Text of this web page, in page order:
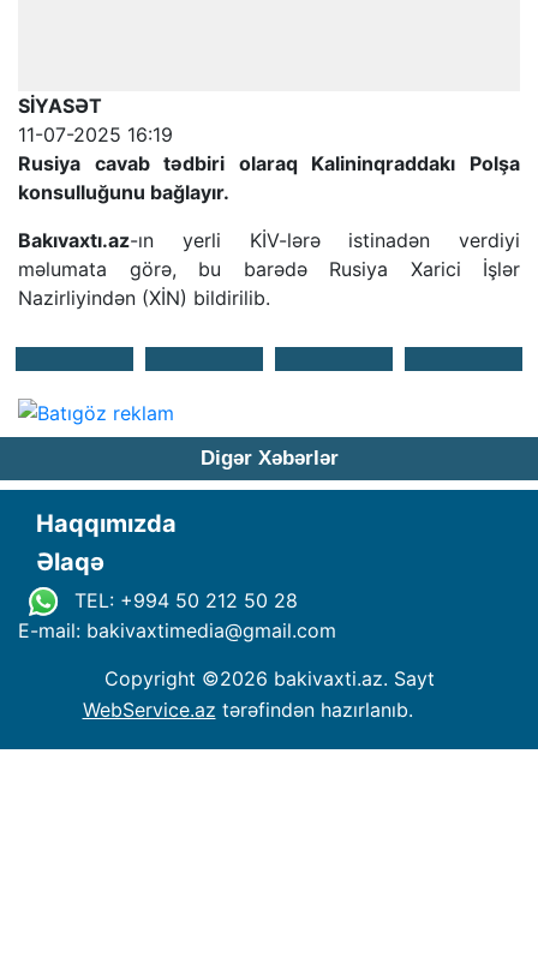
SİYASƏT
11-07-2025 16:19
Rusiya cavab tədbiri olaraq Kalininqraddakı Polşa
konsulluğunu bağlayır.
Bakıvaxtı.az-ın yerli KİV-lərə istinadən verdiyi
məlumata görə, bu barədə Rusiya Xarici İşlər
Nazirliyindən (XİN) bildirilib.
Digər Xəbərlər
Haqqımızda
Əlaqə
TEL: +994 50 212 50 28
E-mail: bakivaxtimedia@gmail.com
Copyright ©2026 bakivaxti.az. Sayt
WebService.az tərəfindən hazırlanıb.